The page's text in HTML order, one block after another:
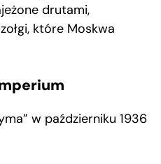
drutami,
które Moskwa
w październiku 1936